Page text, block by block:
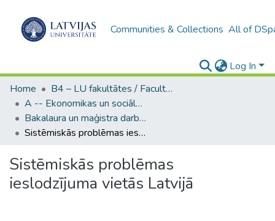
Communities & Collections All of
Log In
Home
B4 – LU fakultātes / Faculties of the UL
A -- Ekonomikas un sociālo zinātņu fakultāte / Faculty of Economics and Social Sciences
Bakalaura un maģistra darbi (ESZF) / Bachelor's and Master's theses
Sistēmiskās problēmas ieslodzījuma vietās Latvijā
Sistēmiskās problēmas
ieslodzījuma vietās Latvijā